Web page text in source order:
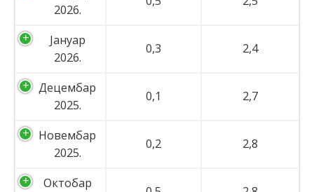
2026.
Јануар
2026.
0,3 2,4
Децембар
2025.
0,1 2,7
Новембар
2025.
0,2 2,8
Октобар